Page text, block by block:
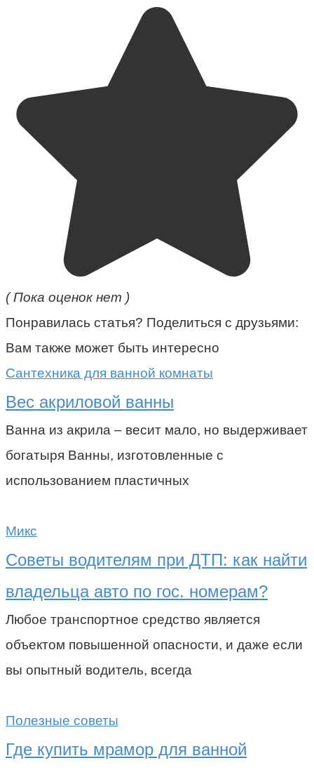
( Пока оценок нет )
Понравилась статья? Поделиться с друзьями:
Вам также может быть интересно
Сантехника для ванной комнаты
Вес акриловой ванны
Ванна из акрила – весит мало, но выдерживает
богатыря Ванны, изготовленные с
использованием пластичных
Микс
Советы водителям при ДТП: как найти
владельца авто по гос. номерам?
Любое транспортное средство является
объектом повышенной опасности, и даже если
вы опытный водитель, всегда
Полезные советы
Где купить мрамор для ванной